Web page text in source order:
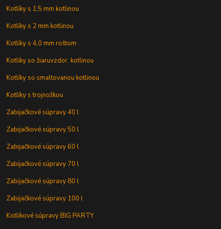
Kotlíky s 1,5 mm kotlinou
Kotlíky s 2 mm kotlinou
Kotlíky s 4,0 mm roštom
Kotlíky so žiaruvzdor. kotlinou
Kotlíky so smaltovanou kotlinou
Kotlíky s trojnožkou
Zabijačkové súpravy 40 l
Zabijačkové súpravy 50 l
Zabijačkové súpravy 60 l
Zabijačkové súpravy 70 l
Zabijačkové súpravy 80 l
Zabijačkové súpravy 100 l
Kotlíkové súpravy BIG PARTY